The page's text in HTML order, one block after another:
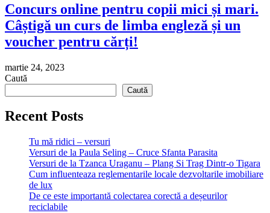
Concurs online pentru copii mici și mari.
Câștigă un curs de limba engleză și un
voucher pentru cărți!
martie 24, 2023
Caută
Caută
Recent Posts
Tu mă ridici – versuri
Versuri de la Paula Seling – Cruce Sfanta Parasita
Versuri de la Tzanca Uraganu – Plang Si Trag Dintr-o Tigara
Cum influenteaza reglementarile locale dezvoltarile imobiliare
de lux
De ce este importantă colectarea corectă a deșeurilor
reciclabile